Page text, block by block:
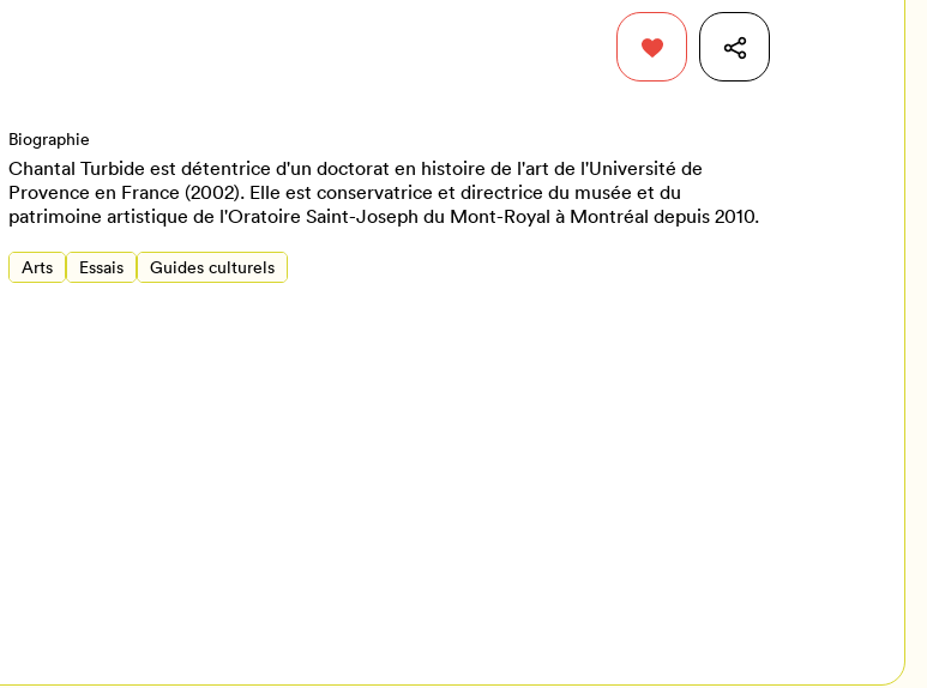
Biographie
Chantal Turbide est détentrice d'un doctorat en histoire de l'art de l'Université de
Provence en France (2002). Elle est conservatrice et directrice du musée et du
patrimoine artistique de l'Oratoire Saint-Joseph du Mont-Royal à Montréal depuis 2010.
Arts Essais Guides culturels
vos favoris,
ou créez votre profil